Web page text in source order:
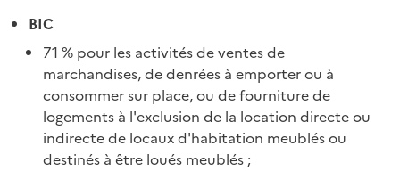
BIC
71 % pour les activités de ventes de
marchandises, de denrées à emporter ou à
consommer sur place, ou de fourniture de
logements à l'exclusion de la location directe ou
indirecte de locaux d'habitation meublés ou
destinés à être loués meublés ;